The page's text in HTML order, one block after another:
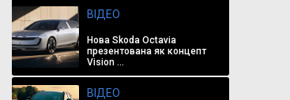
ВІДЕО
Нова Skoda Octavia
презентована як концепт
Vision ...
ВІДЕО